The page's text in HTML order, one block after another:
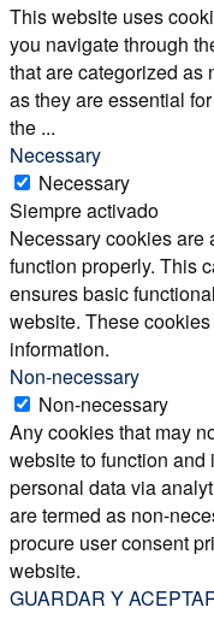
This website uses
you navigate through
that are categorized as
as they are essential
the ...
Necessary
Necessary
Siempre activado
Necessary cookies are
function properly. This
ensures basic
website. These
information.
Non-necessary
Non-necessary
Any cookies that may
website to function
personal data via
are termed as non-
procure user consent
website.
GUARDAR Y